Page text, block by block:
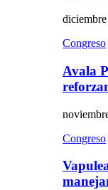
Congreso
Avala
Congreso